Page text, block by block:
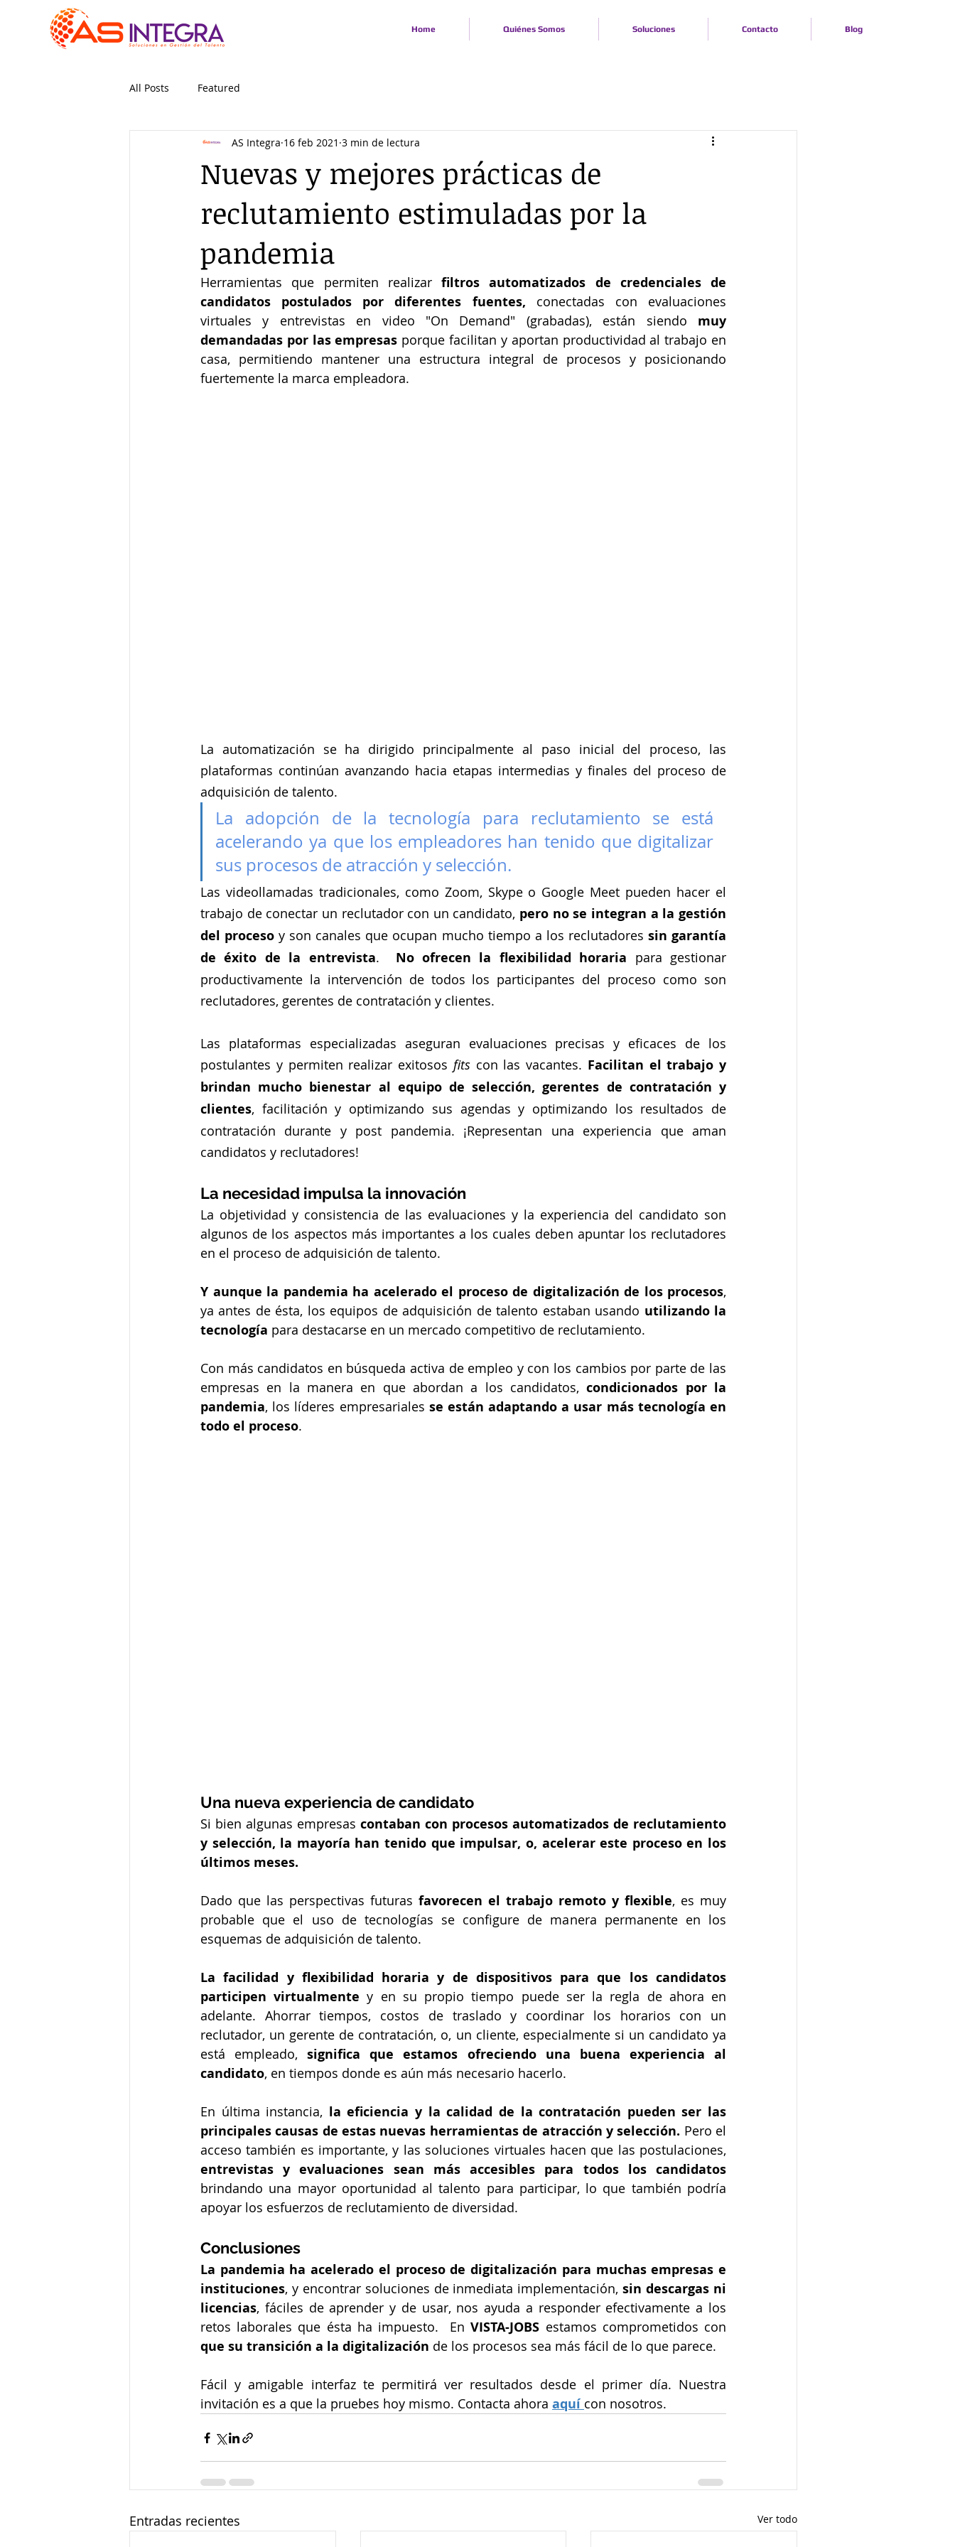
Home Quiénes Somos Soluciones Contacto Blog
All Posts Featured
Nuevas y mejores prácticas de
reclutamiento estimuladas por la
pandemia
AS Integra 16 feb 2021 3 min de lectura
Herramientas que permiten realizar filtros automatizados de credenciales de
candidatos postulados por diferentes fuentes, conectadas con evaluaciones
virtuales y entrevistas en video "On Demand" (grabadas), están siendo muy
demandadas por las empresas porque facilitan y aportan productividad al trabajo en
casa, permitiendo mantener una estructura integral de procesos y posicionando
fuertemente la marca empleadora.
La automatización se ha dirigido principalmente al paso inicial del proceso, las
plataformas continúan avanzando hacia etapas intermedias y finales del proceso de
adquisición de talento.
La adopción de la tecnología para reclutamiento se está
acelerando ya que los empleadores han tenido que digitalizar
sus procesos de atracción y selección.
Las videollamadas tradicionales, como Zoom, Skype o Google Meet pueden hacer el
trabajo de conectar un reclutador con un candidato, pero no se integran a la gestión
del proceso y son canales que ocupan mucho tiempo a los reclutadores sin garantía
de éxito de la entrevista. No ofrecen la flexibilidad horaria para gestionar
productivamente la intervención de todos los participantes del proceso como son
reclutadores, gerentes de contratación y clientes.
Las plataformas especializadas aseguran evaluaciones precisas y eficaces de los
postulantes y permiten realizar exitosos fits con las vacantes. Facilitan el trabajo y
brindan mucho bienestar al equipo de selección, gerentes de contratación y
clientes, facilitación y optimizando sus agendas y optimizando los resultados de
contratación durante y post pandemia. ¡Representan una experiencia que aman
candidatos y reclutadores!
La necesidad impulsa la innovación
La objetividad y consistencia de las evaluaciones y la experiencia del candidato son
algunos de los aspectos más importantes a los cuales deben apuntar los reclutadores
en el proceso de adquisición de talento.
Y aunque la pandemia ha acelerado el proceso de digitalización de los procesos,
ya antes de ésta, los equipos de adquisición de talento estaban usando utilizando la
tecnología para destacarse en un mercado competitivo de reclutamiento.
Con más candidatos en búsqueda activa de empleo y con los cambios por parte de las
empresas en la manera en que abordan a los candidatos, condicionados por la
pandemia, los líderes empresariales se están adaptando a usar más tecnología en
todo el proceso.
Una nueva experiencia de candidato
Si bien algunas empresas contaban con procesos automatizados de reclutamiento
y selección, la mayoría han tenido que impulsar, o, acelerar este proceso en los
últimos meses.
Dado que las perspectivas futuras favorecen el trabajo remoto y flexible, es muy
probable que el uso de tecnologías se configure de manera permanente en los
esquemas de adquisición de talento.
La facilidad y flexibilidad horaria y de dispositivos para que los candidatos
participen virtualmente y en su propio tiempo puede ser la regla de ahora en
adelante. Ahorrar tiempos, costos de traslado y coordinar los horarios con un
reclutador, un gerente de contratación, o, un cliente, especialmente si un candidato ya
está empleado, significa que estamos ofreciendo una buena experiencia al
candidato, en tiempos donde es aún más necesario hacerlo.
En última instancia, la eficiencia y la calidad de la contratación pueden ser las
principales causas de estas nuevas herramientas de atracción y selección. Pero el
entrevistas y evaluaciones sean más accesibles para todos los candidatos
brindando una mayor oportunidad al talento para participar, lo que también podría
apoyar los esfuerzos de reclutamiento de diversidad.
Conclusiones
La pandemia ha acelerado el proceso de digitalización para muchas empresas e
instituciones, y encontrar soluciones de inmediata implementación, sin descargas ni
licencias, fáciles de aprender y de usar, nos ayuda a responder efectivamente a los
retos laborales que ésta ha impuesto.  En VISTA-JOBS
que su transición a la digitalización de los procesos sea más fácil de lo que parece.
Fácil y amigable interfaz te permitirá ver resultados desde el primer día. Nuestra
invitación es a que la pruebes hoy mismo. Contacta ahora aquí con nosotros.
Entradas recientes Ver todo